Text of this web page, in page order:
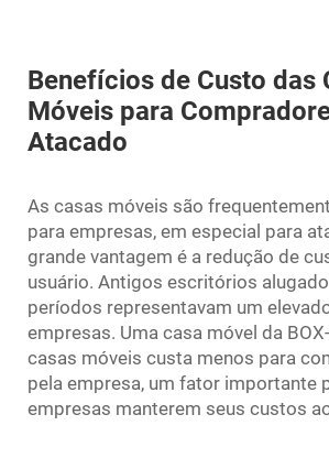
Benefícios de Custo das
Móveis para
Atacado
As casas móveis são
para empresas, em especial para
grande vantagem é a redução de
usuário. Antigos escritórios
períodos representavam um
empresas. Uma casa móvel da
casas móveis custa menos para
pela empresa, um fator importante
empresas manterem seus custos